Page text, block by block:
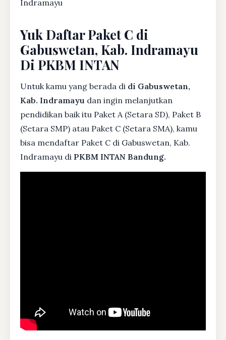
Indramayu
Yuk Daftar Paket C di
Gabuswetan, Kab. Indramayu
Di PKBM INTAN
Untuk kamu yang berada di di Gabuswetan,
Kab. Indramayu dan ingin melanjutkan
pendidikan baik itu Paket A (Setara SD), Paket B
(Setara SMP) atau Paket C (Setara SMA), kamu
bisa mendaftar Paket C di Gabuswetan, Kab.
Indramayu di PKBM INTAN Bandung.